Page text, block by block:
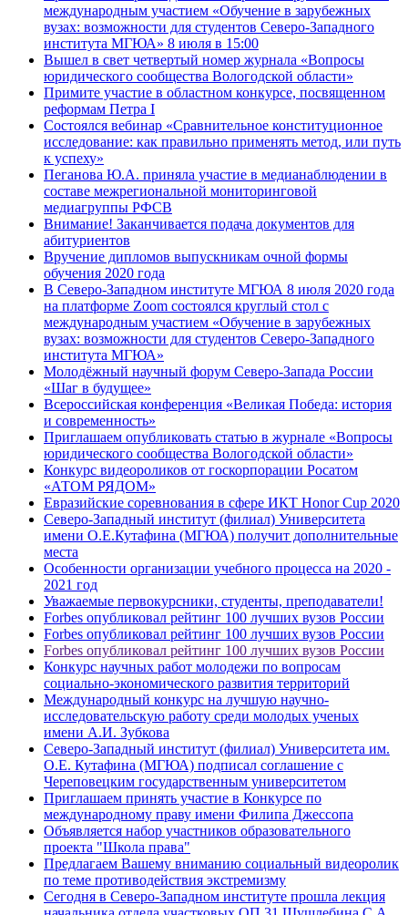
международным участием «Обучение в зарубежных
вузах: возможности для студентов Северо-Западного
института МГЮА» 8 июля в 15:00
Вышел в свет четвертый номер журнала «Вопросы
юридического сообщества Вологодской области»
Примите участие в областном конкурсе, посвященном
реформам Петра I
Состоялся вебинар «Сравнительное конституционное
исследование: как правильно применять метод, или путь
к успеху»
Пеганова Ю.А. приняла участие в медианаблюдении в
составе межрегиональной мониторинговой
медиагруппы РФСВ
Внимание! Заканчивается подача документов для
абитуриентов
Вручение дипломов выпускникам очной формы
обучения 2020 года
В Северо-Западном институте МГЮА 8 июля 2020 года
на платформе Zoom состоялся круглый стол с
международным участием «Обучение в зарубежных
вузах: возможности для студентов Северо-Западного
института МГЮА»
Молодёжный научный форум Северо-Запада России
«Шаг в будущее»
Всероссийская конференция «Великая Победа: история
и современность»
Приглашаем опубликовать статью в журнале «Вопросы
юридического сообщества Вологодской области»
Конкурс видеороликов от госкорпорации Росатом
«АТОМ РЯДОМ»
Евразийские соревнования в сфере ИКТ Honor Cup 2020
Северо-Западный институт (филиал) Университета
имени О.Е.Кутафина (МГЮА) получит дополнительные
места
Особенности организации учебного процесса на 2020 -
2021 год
Уважаемые первокурсники, студенты, преподаватели!
Forbes опубликовал рейтинг 100 лучших вузов России
Forbes опубликовал рейтинг 100 лучших вузов России
Forbes опубликовал рейтинг 100 лучших вузов России
Конкурс научных работ молодежи по вопросам
социально-экономического развития территорий
Международный конкурс на лучшую научно-
исследовательскую работу среди молодых ученых
имени А.И. Зубкова
Северо-Западный институт (филиал) Университета им.
О.Е. Кутафина (МГЮА) подписал соглашение с
Череповецким государственным университетом
Приглашаем принять участие в Конкурсе по
международному праву имени Филипа Джессопа
Объявляется набор участников образовательного
проекта "Школа права"
Предлагаем Вашему вниманию социальный видеоролик
по теме противодействия экстремизму
Сегодня в Северо-Западном институте прошла лекция